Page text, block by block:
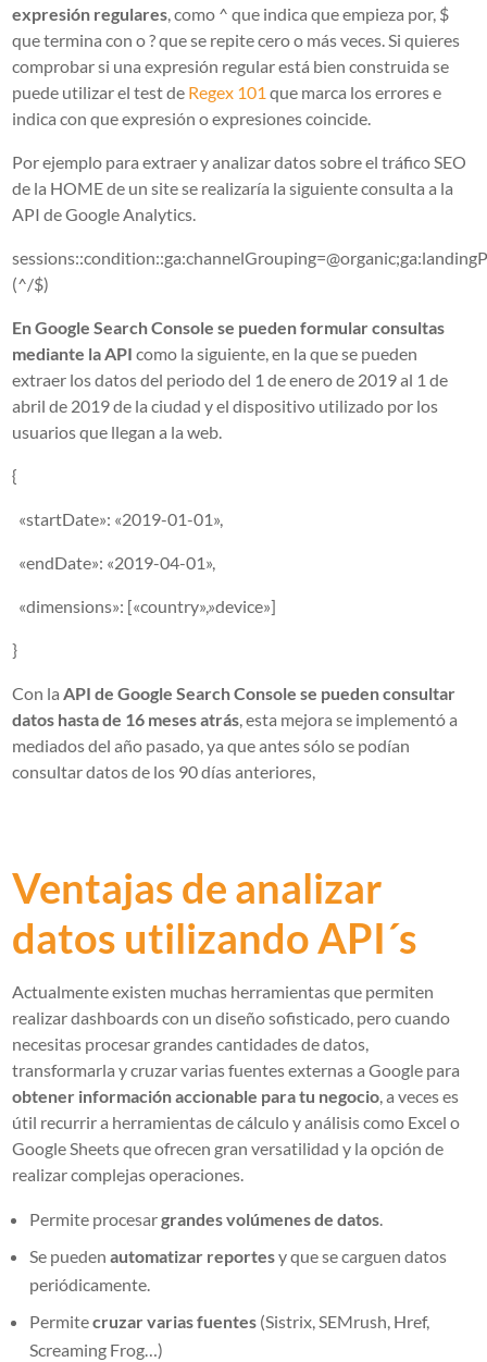
expresión regulares, como ^ que indica que empieza por, $
que termina con o ? que se repite cero o más veces. Si quieres
comprobar si una expresión regular está bien construida se
puede utilizar el test de Regex 101 que marca los errores e
indica con que expresión o expresiones coincide.
Por ejemplo para extraer y analizar datos sobre el tráfico SEO
de la HOME de un site se realizaría la siguiente consulta a la
API de Google Analytics.
(^/$)
En Google Search Console se pueden formular consultas
mediante la API como la siguiente, en la que se pueden
extraer los datos del periodo del 1 de enero de 2019 al 1 de
abril de 2019 de la ciudad y el dispositivo utilizado por los
usuarios que llegan a la web.
{
«startDate»: «2019-01-01»,
«endDate»: «2019-04-01»,
«dimensions»: [«country»,»device»]
}
Con laAPI de Google Search Console se puedenconsultar
datos hasta de 16 meses atrás, esta mejora se implementó a
mediados del año pasado, ya que antes sólo se podían
consultar datos de los 90 días anteriores,
Ventajas de analizar
datos utilizando API´s
Actualmente existen muchas herramientas que permiten
realizar dashboards con un diseño sofisticado, pero cuando
necesitas procesar grandes cantidades de datos,
transformarla y cruzar varias fuentes externas a Google para
obtener información accionable para tu negocio, a veces es
útil recurrir a herramientas de cálculo y análisis como Excel o
Google Sheets que ofrecen gran versatilidad y la opción de
realizar complejas operaciones.
Permite procesargrandes volúmenes de datos.
Se puedenautomatizar reportesy que se carguen datos
periódicamente.
Permitecruzar varias fuentes (Sistrix, SEMrush, Href,
Screaming Frog…)